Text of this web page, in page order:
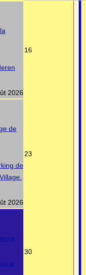
2026
16
de
de
2026
23
30